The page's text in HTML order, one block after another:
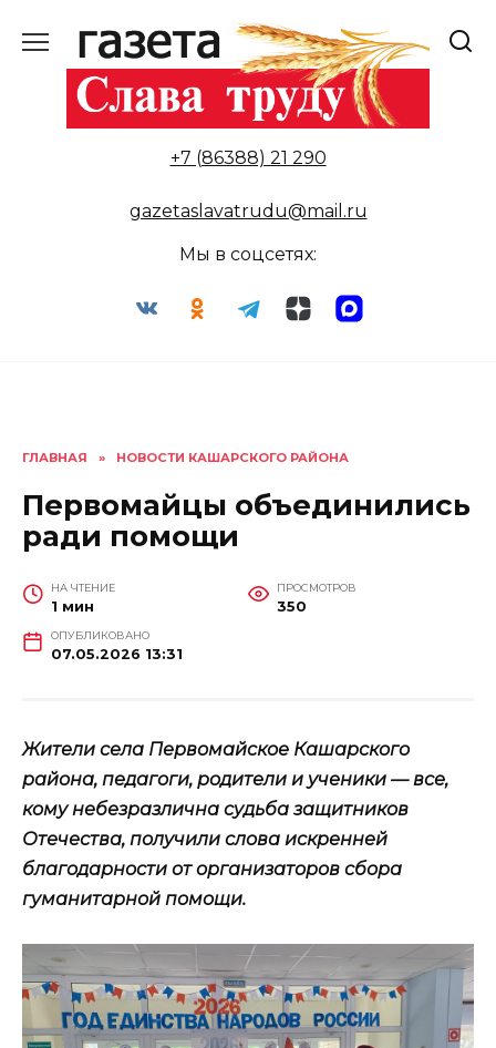
содержанию
+7 (86388) 21 290
gazetaslavatrudu@mail.ru
Мы в соцсетях:
ГЛАВНАЯ » НОВОСТИ КАШАРСКОГО РАЙОНА
Первомайцы объединились
ради помощи
НА ЧТЕНИЕ
1 мин
ПРОСМОТРОВ
350
ОПУБЛИКОВАНО
07.05.2026 13:31
Жители села Первомайское Кашарского
района, педагоги, родители и ученики — все,
кому небезразлична судьба защитников
Отечества, получили слова искренней
благодарности от организаторов сбора
гуманитарной помощи.